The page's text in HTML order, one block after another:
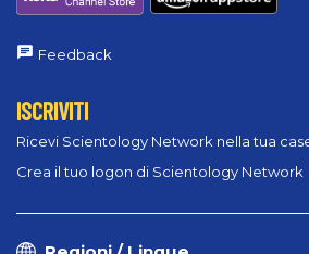
Feedback
ISCRIVITI
Ricevi Scientology Network nella tua
Crea il tuo logon di Scientology Network